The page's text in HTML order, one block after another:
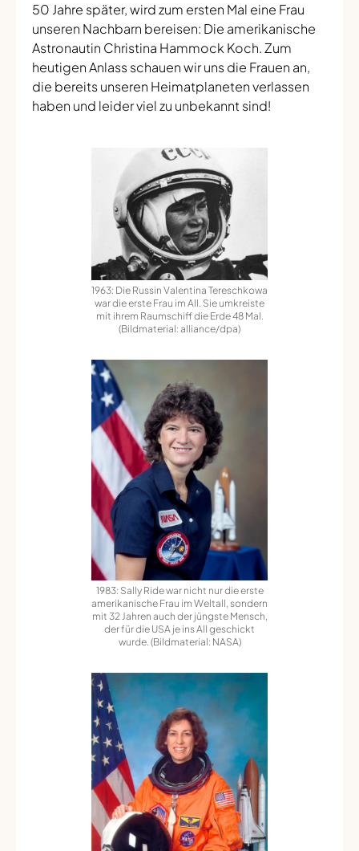
50 Jahre später, wird zum ersten Mal eine Frau
unseren Nachbarn bereisen: Die amerikanische
Astronautin Christina Hammock Koch. Zum
heutigen Anlass schauen wir uns die Frauen an,
die bereits unseren Heimatplaneten verlassen
haben und leider viel zu unbekannt sind!
1963: Die Russin Valentina Tereschkowa
war die erste Frau im All. Sie umkreiste
mit ihrem Raumschiff die Erde 48 Mal.
(Bildmaterial: alliance/dpa)
1983: Sally Ride war nicht nur die erste
amerikanische Frau im Weltall, sondern
mit 32 Jahren auch der jüngste Mensch,
der für die USA je ins All geschickt
wurde. (Bildmaterial: NASA)